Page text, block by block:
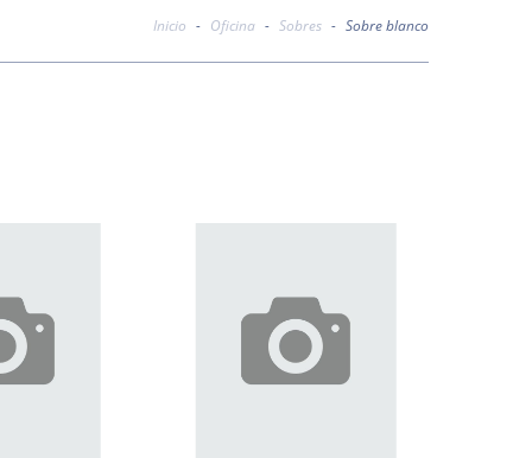
Inicio - Oficina - Sobres - Sobre blanco